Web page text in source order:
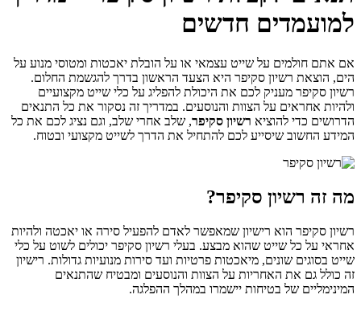
למועמדים חדשים
אם אתם חולמים על שייט עצמאי או על הובלת יאכטות ומטוסי מנוע על
הים, הוצאת רשיון סקיפר היא הצעד הראשון בדרך להגשמת החלום.
רשיון סקיפר מעניק לכם את היכולת להפליג על כלי שייט מקצועיים
ולהיות אחראים על הצוות והנוסעים. במדריך זה נסקור את כל התנאים
הדרושים כדי להוציא רשיון סקיפר, שלב אחרי שלב, וגם נציג לכם את כל
המידע החשוב שיסייע לכם להתחיל את הדרך לשייט מקצועי ובטוח.
מה זה רשיון סקיפר?
רשיון סקיפר הוא רישיון שמאפשר לאדם להפעיל סירה או יאכטה ולהיות
אחראי על כל שייט שהוא מבצע. בעלי רשיון סקיפר יכולים לשוט על כלי
שייט בסוגים שונים, מיאכטות פרטיות ועד סירות מנועיות גדולות. רישיון
זה כולל גם את האחריות על הצוות והנוסעים ומבטיח שהתנאים
המינימליים של בטיחות יישמרו במהלך ההפלגה.